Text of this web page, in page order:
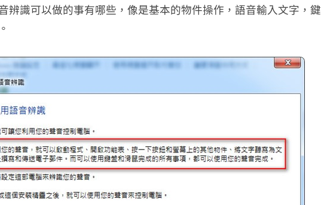
辨識可以做的事有哪些，像是基本的物件操作，語音輸入文字，鍵